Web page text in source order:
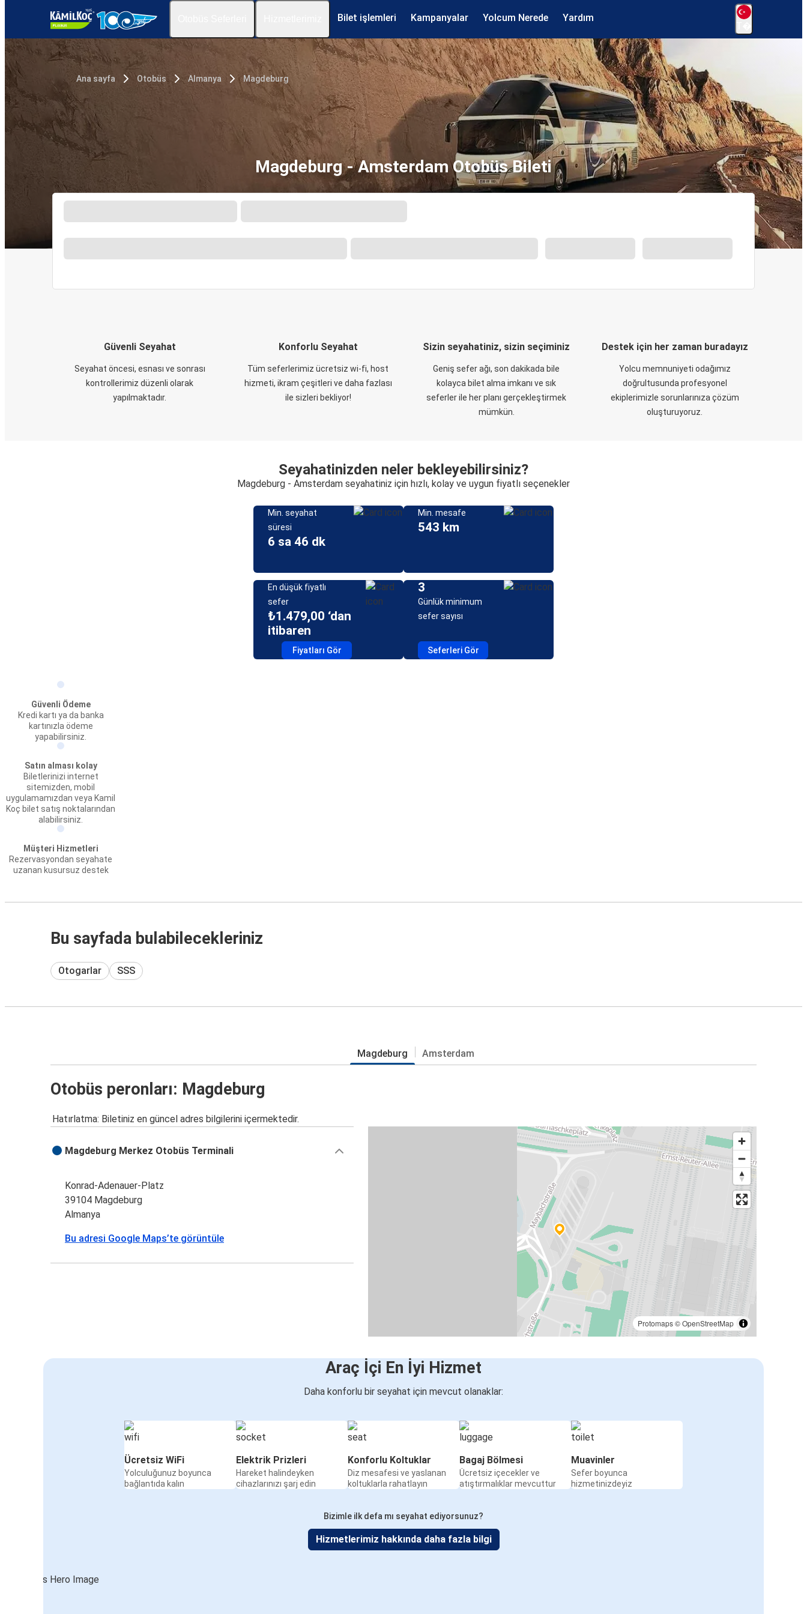
Bilet işlemleri Kampanyalar Yolcum Nerede Yardım
Ana sayfa Otobüs Almanya Magdeburg
Magdeburg - Amsterdam Otobüs Bileti
Güvenli Seyahat
Seyahat öncesi, esnası ve sonrası
kontrollerimiz düzenli olarak
yapılmaktadır.
Konforlu Seyahat
Tüm seferlerimiz ücretsiz wi-fi, host
hizmeti, ikram çeşitleri ve daha fazlası
ile sizleri bekliyor!
Sizin seyahatiniz, sizin seçiminiz
Geniş sefer ağı, son dakikada bile
kolayca bilet alma imkanı ve sık
seferler ile her planı gerçekleştirmek
mümkün.
Destek için her zaman buradayız
Yolcu memnuniyeti odağımız
doğrultusunda profesyonel
ekiplerimizle sorunlarınıza çözüm
oluşturuyoruz.
Seyahatinizden neler bekleyebilirsiniz?
Magdeburg - Amsterdam seyahatiniz için hızlı, kolay ve uygun fiyatlı seçenekler
Min. seyahat
süresi
6 sa 46 dk
Min. mesafe
543 km
En düşük fiyatlı
sefer
₺1.479,00 ‘dan
itibaren
Fiyatları Gör
3
Günlük minimum
sefer sayısı
Seferleri Gör
Güvenli Ödeme
Kredi kartı ya da banka
kartınızla ödeme
yapabilirsiniz.
Satın alması kolay
Biletlerinizi internet
sitemizden, mobil
uygulamamızdan veya Kamil
Koç bilet satış noktalarından
alabilirsiniz.
Müşteri Hizmetleri
Rezervasyondan seyahate
uzanan kusursuz destek
Bu sayfada bulabilecekleriniz
Otogarlar SSS
Magdeburg Amsterdam
Otobüs peronları: Magdeburg
Hatırlatma: Biletiniz en güncel adres bilgilerini içermektedir.
Protomaps©OpenStreetMap
Magdeburg Merkez Otobüs Terminali
Konrad-Adenauer-Platz
39104 Magdeburg
Almanya
Bu adresi Google Maps’te görüntüle
Araç İçi En İyi Hizmet
Daha konforlu bir seyahat için mevcut olanaklar:
Ücretsiz WiFi
Yolculuğunuz boyunca
bağlantıda kalın
Elektrik Prizleri
Hareket halindeyken
cihazlarınızı şarj edin
Konforlu Koltuklar
Diz mesafesi ve yaslanan
koltuklarla rahatlayın
Bagaj Bölmesi
Ücretsiz içecekler ve
atıştırmalıklar mevcuttur
Muavinler
Sefer boyunca
hizmetinizdeyiz
Bizimle ilk defa mı seyahat ediyorsunuz?
Hizmetlerimiz hakkında daha fazla bilgi